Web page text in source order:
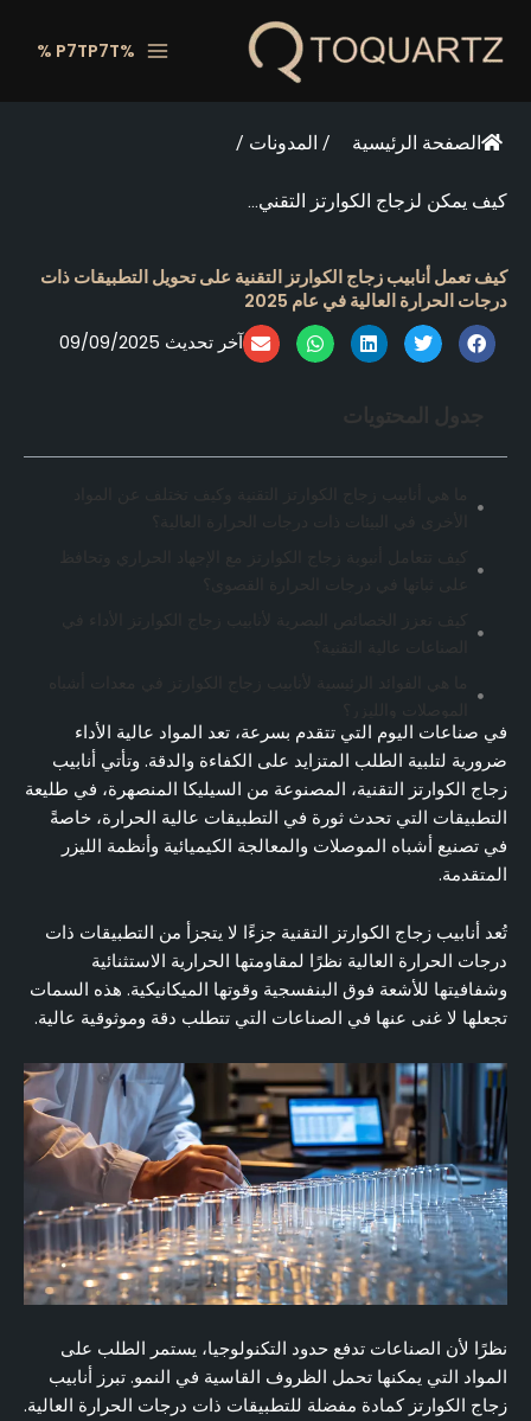
المحتوى
%P7TP7T %
الصفحة الرئيسية / المدونات /
كيف يمكن لزجاج الكوارتز التقني...
كيف تعمل أنابيب زجاج الكوارتز التقنية على تحويل التطبيقات ذات
درجات الحرارة العالية في عام 2025
آخر تحديث 09/09/2025
ما الذي يجعل أنابيب زجاج الكوارتز مثالية للتطبيقات الدقيقة
في أنظمة درجات الحرارة العالية؟
الخاتمة
الأسئلة الشائعة (الأسئلة الشائعة)
في صناعات اليوم التي تتقدم بسرعة، تعد المواد عالية الأداء
ضرورية لتلبية الطلب المتزايد على الكفاءة والدقة. وتأتي أنابيب
زجاج الكوارتز التقنية، المصنوعة من السيليكا المنصهرة، في طليعة
التطبيقات التي تحدث ثورة في التطبيقات عالية الحرارة، خاصةً
في تصنيع أشباه الموصلات والمعالجة الكيميائية وأنظمة الليزر
المتقدمة.
تُعد أنابيب زجاج الكوارتز التقنية جزءًا لا يتجزأ من التطبيقات ذات
درجات الحرارة العالية نظرًا لمقاومتها الحرارية الاستثنائية
وشفافيتها للأشعة فوق البنفسجية وقوتها الميكانيكية. هذه السمات
تجعلها لا غنى عنها في الصناعات التي تتطلب دقة وموثوقية عالية.
نظرًا لأن الصناعات تدفع حدود التكنولوجيا، يستمر الطلب على
المواد التي يمكنها تحمل الظروف القاسية في النمو. تبرز أنابيب
زجاج الكوارتز كمادة مفضلة للتطبيقات ذات درجات الحرارة العالية.